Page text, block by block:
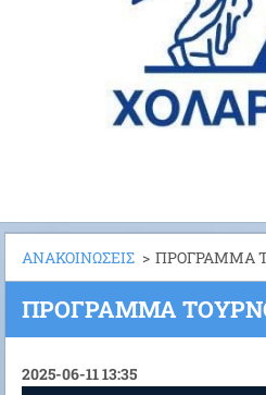
ΑΝΑΚΟΙΝΩΣΕΙΣ > ΠΡΟΓΡΑΜΜΑ
ΠΡΟΓΡΑΜΜΑ
2025-06-11 13:35